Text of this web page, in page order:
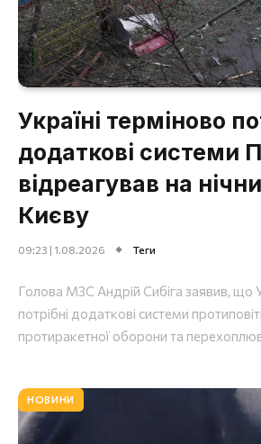
Україні терміново
додаткові системи
відреагував на
Києву
09:23 | 1.08.2026 Теги
Голова МЗС Андрій Сибіга заявив, що
потрібні додаткові системи
протиракетної оборони та
НОВИНИ